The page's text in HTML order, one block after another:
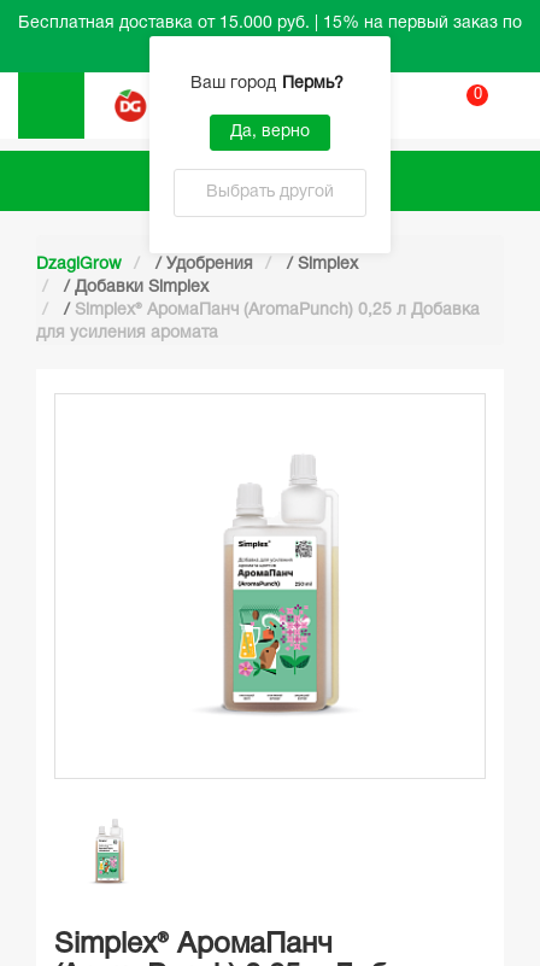
Бесплатная доставка от 15.000 руб. | 15% на первый заказ по
Ваш город Пермь?
Да, верно
Выбрать другой
0
Каталог
DzagiGrow / Удобрения / Simplex
/ Добавки Simplex
/ Simplex® АромаПанч (AromaPunch) 0,25 л Добавка
для усиления аромата
Simplex® АромаПанч